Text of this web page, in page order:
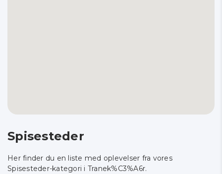
Spisesteder
Her finder du en liste med oplevelser fra vores
Spisesteder-kategori i Tranek%C3%A6r.